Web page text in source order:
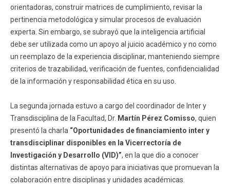
orientadoras, construir matrices de cumplimiento, revisar la
pertinencia metodológica y simular procesos de evaluación
experta. Sin embargo, se subrayó que la inteligencia artificial
debe ser utilizada como un apoyo al juicio académico y no como
un reemplazo de la experiencia disciplinar, manteniendo siempre
criterios de trazabilidad, verificación de fuentes, confidencialidad
de la información y responsabilidad ética en su uso.
La segunda jornada estuvo a cargo del coordinador de Inter y
Transdisciplina de la Facultad, Dr. Martín Pérez Comisso, quien
presentó la charla “Oportunidades de financiamiento inter y
transdisciplinar disponibles en la Vicerrectoría de
Investigación y Desarrollo (VID)”, en la que dio a conocer
distintas alternativas de apoyo para iniciativas que promuevan la
colaboración entre disciplinas y unidades académicas.